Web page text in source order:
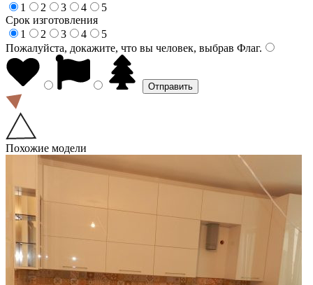
1
2 3 4
5
Срок изготовления
1
2 3 4
5
Пожалуйста, докажите, что вы человек, выбрав Флаг.
Похожие модели